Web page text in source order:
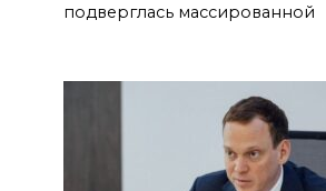
подверглась массированной